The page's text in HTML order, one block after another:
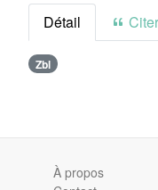
Détail
Zbl
À propos